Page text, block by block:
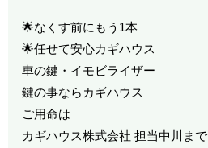
🌟なくす前にもう1本
🌟任せて安心カギハウス
車の鍵・イモビライザー
鍵の事ならカギハウス
ご用命は
カギハウス株式会社 担当中川まで